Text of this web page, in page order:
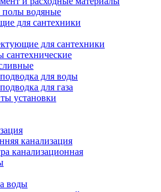
полы водяные
для сантехники
для сантехники
для воды
для газа
установки
канализация
канализационная
воды